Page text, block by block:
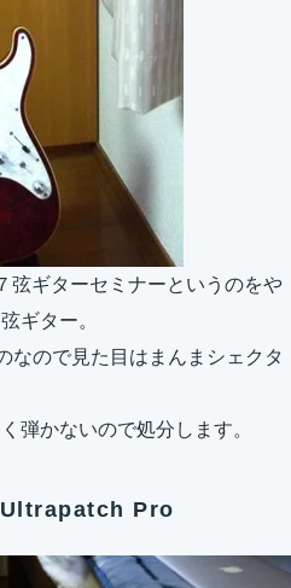
弦ギターセミナーというのをや
ギター。
なので見た目はまんまシェクタ
弾かないので処分します。
Ultrapatch Pro